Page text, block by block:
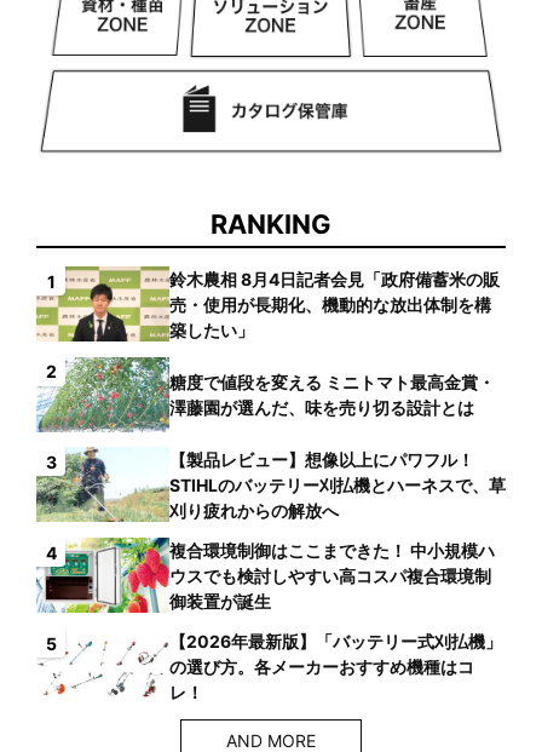
RANKING
1
鈴木農相 8月4日記者会見「政府備蓄米の販
売・使用が長期化、機動的な放出体制を構
築したい」
2
糖度で値段を変える ミニトマト最高金賞・
澤藤園が選んだ、味を売り切る設計とは
3
【製品レビュー】想像以上にパワフル！
STIHLのバッテリー刈払機とハーネスで、草
刈り疲れからの解放へ
4
複合環境制御はここまできた！ 中小規模ハ
ウスでも検討しやすい高コスパ複合環境制
御装置が誕生
5
【2026年最新版】「バッテリー式刈払機」
の選び方。各メーカーおすすめ機種はコ
レ！
AND MORE